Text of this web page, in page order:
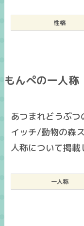
性格
もんぺの一人称
あつまれどうぶ
イッチ/動物の森
人称について掲載
一人称